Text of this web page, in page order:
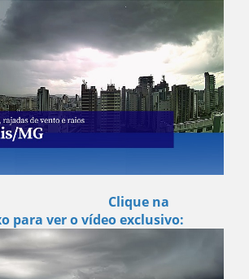
Clique na
para ver o vídeo exclusivo: